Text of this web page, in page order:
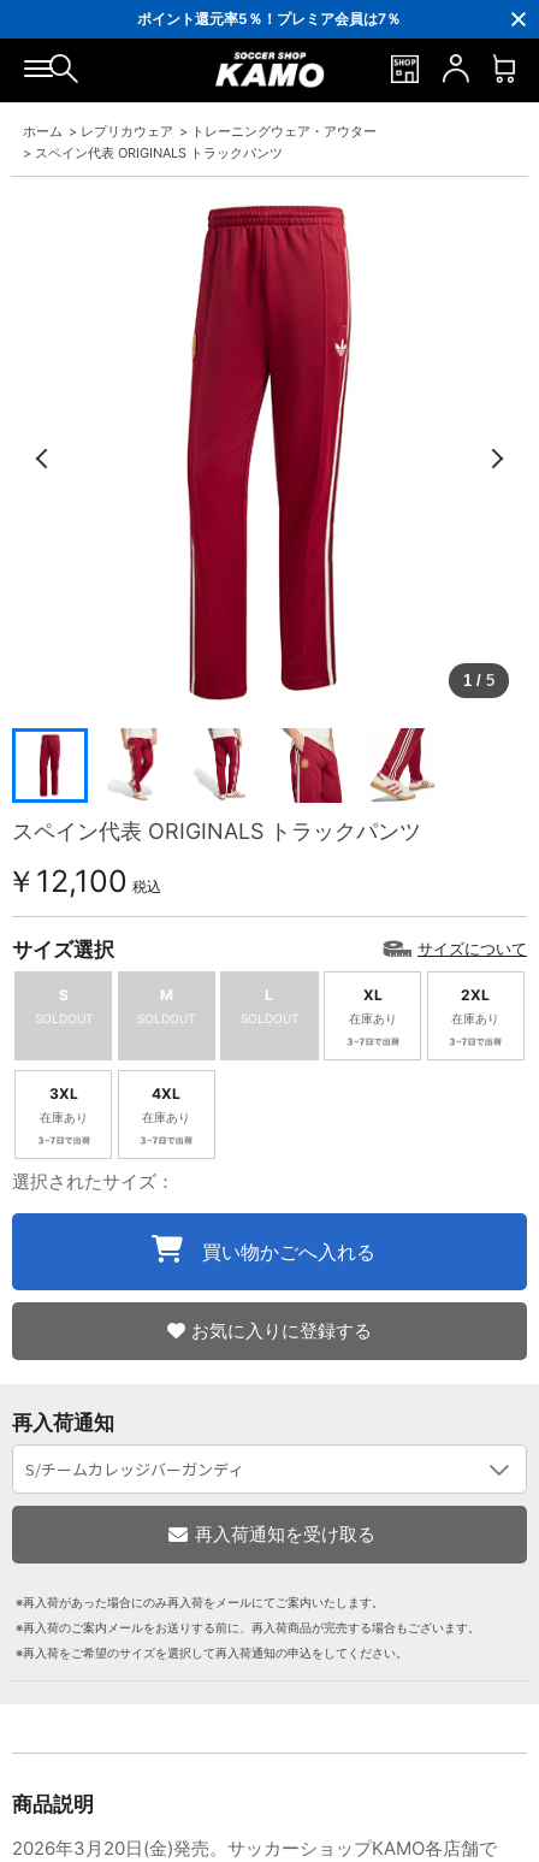
ポイント還元率5％！プレミア会員は7％
会員の方にはお誕生月に「10％OFFクーポン」プレゼント！
16,000円(税込)以上でシューズケースプレゼント！
3,300円(税込)以上で送料無料！
ホーム > レプリカウェア > トレーニングウェア・アウター
> スペイン代表 ORIGINALS トラックパンツ
1 / 5
スペイン代表 ORIGINALS トラックパンツ
￥12,100 税込
サイズ選択 サイズについて
S
SOLDOUT
M
SOLDOUT
L
SOLDOUT
XL
在庫あり
2XL
在庫あり
3XL
在庫あり
4XL
在庫あり
選択されたサイズ：
買い物かごへ入れる
お気に入りに登録する
再入荷通知
※再入荷があった場合にのみ再入荷をメールにてご案内いたします。
※再入荷のご案内メールをお送りする前に、再入荷商品が完売する場合もございます。
※再入荷をご希望のサイズを選択して再入荷通知の申込をしてください。
商品説明
2026年3月20日(金)発売。サッカーショップKAMO各店舗で